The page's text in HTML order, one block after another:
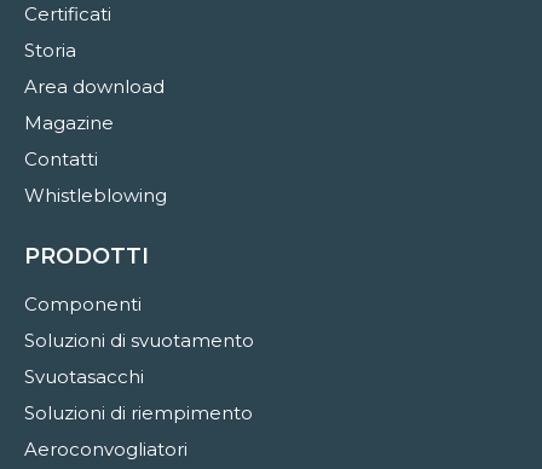
Certificati
Storia
Area download
Magazine
Contatti
Whistleblowing
PRODOTTI
Componenti
Soluzioni di svuotamento
Svuotasacchi
Soluzioni di riempimento
Aeroconvogliatori